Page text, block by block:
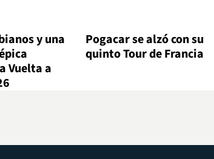
y una
Vuelta a
Pogacar se alzó con su
quinto Tour de Francia